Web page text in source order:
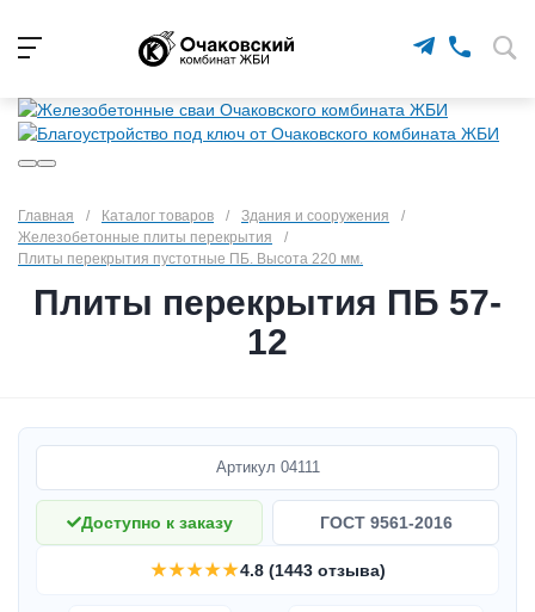
Главная / Каталог товаров / Здания и сооружения
/
Железобетонные плиты перекрытия
/
Плиты перекрытия пустотные ПБ. Высота 220 мм.
Плиты перекрытия ПБ 57-
12
Артикул 04111
Доступно к заказу ГОСТ 9561-2016
★★★★★4.8 (1443 отзыва)